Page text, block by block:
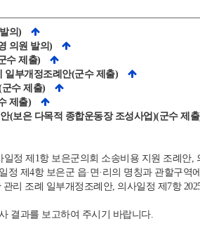
의)
의원 발의)
수 제출)
일부개정조례안(군수 제출)
수 제출)
제출)
(보은 다목적 종합운동장 조성사업)(군수 제
정 제1항 보은군의회 소송비용 지원 조례안
제4항 보은군 읍·면·리의 명칭과 관할구
리 조례 일부개정조례안, 의사일정 제7항
결과를 보고하여 주시기 바랍니다.